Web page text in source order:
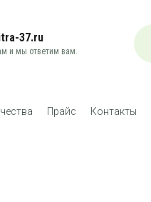
37.ru
и мы ответим вам.
Прайс Контакты